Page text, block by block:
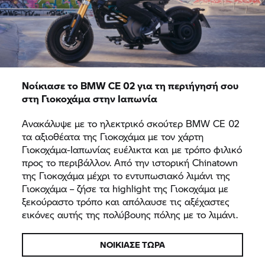
Νοίκιασε το BMW CE 02 για τη περιήγησή σου
στη Γιοκοχάμα στην Ιαπωνία
Ανακάλυψε με το ηλεκτρικό σκούτερ BMW CE 02
τα αξιοθέατα της Γιοκοχάμα με τον χάρτη
Γιοκοχάμα-Ιαπωνίας ευέλικτα και με τρόπο φιλικό
προς το περιβάλλον. Από την ιστορική Chinatown
της Γιοκοχάμα μέχρι το εντυπωσιακό λιμάνι της
Γιοκοχάμα – ζήσε τα highlight της Γιοκοχάμα με
ξεκούραστο τρόπο και απόλαυσε τις αξέχαστες
εικόνες αυτής της πολύβουης πόλης με το λιμάνι.
ΝΟΊΚΙΑΣΕ ΤΏΡΑ